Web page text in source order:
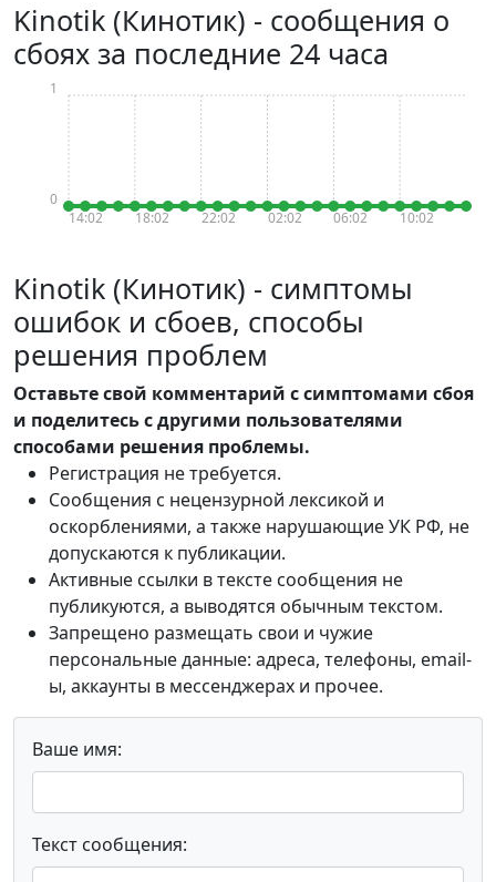
Kinotik (Кинотик) - сообщения о
сбоях за последние 24 часа
14:02 18:02 22:02 02:02 06:02 10:02
0
1
Kinotik (Кинотик) - симптомы
ошибок и сбоев, способы
решения проблем
Оставьте свой комментарий с симптомами сбоя
и поделитесь с другими пользователями
способами решения проблемы.
Регистрация не требуется.
Сообщения с нецензурной лексикой и
оскорблениями, а также нарушающие УК РФ, не
допускаются к публикации.
Активные ссылки в тексте сообщения не
публикуются, а выводятся обычным текстом.
Запрещено размещать свои и чужие
персональные данные: адреса, телефоны, email-
ы, аккаунты в мессенджерах и прочее.
Ваше имя:
Текст сообщения: